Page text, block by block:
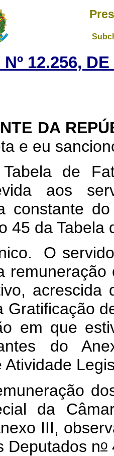
Nº 12.256,
DA
e eu
de
aos
constante
45 da
O
acrescida
Gratificação
em que
do
Atividade
da
III,
Deputados no